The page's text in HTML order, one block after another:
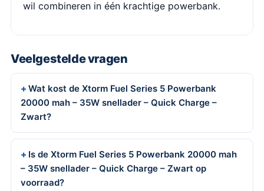
wil combineren in één krachtige powerbank.
Veelgestelde vragen
Wat kost de Xtorm Fuel Series 5 Powerbank
20000 mah – 35W snellader – Quick Charge –
Zwart?
Is de Xtorm Fuel Series 5 Powerbank 20000 mah
– 35W snellader – Quick Charge – Zwart op
voorraad?